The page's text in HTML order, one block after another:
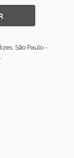
São Paulo -